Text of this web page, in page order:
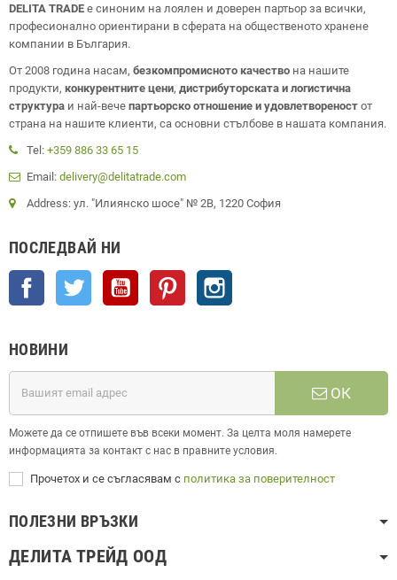
DELITA TRADE е синоним на лоялен и доверен партьор за всички,
професионално ориентирани в сферата на общественото хранене
компании в България.
От 2008 година насам, безкомпромисното качество на нашите
продукти, конкурентните цени, дистрибуторската и логистична
структура и най-вече партьорско отношение и удовлетвореност от
страна на нашите клиенти, са основни стълбове в нашата компания.
Tel: +359 886 33 65 15
Email: delivery@delitatrade.com
Address: ул. "Илиянско шосе" № 2В, 1220 София
ПОСЛЕДВАЙ НИ
Facebook Twitter YouTube Pinterest
НОВИНИ
ОК
Можете да се отпишете във всеки момент. За целта моля намерете
информацията за контакт с нас в правните условия.
Прочетох и се съгласявам с политика за поверителност
ПОЛЕЗНИ ВРЪЗКИ
ДЕЛИТА ТРЕЙД ООД